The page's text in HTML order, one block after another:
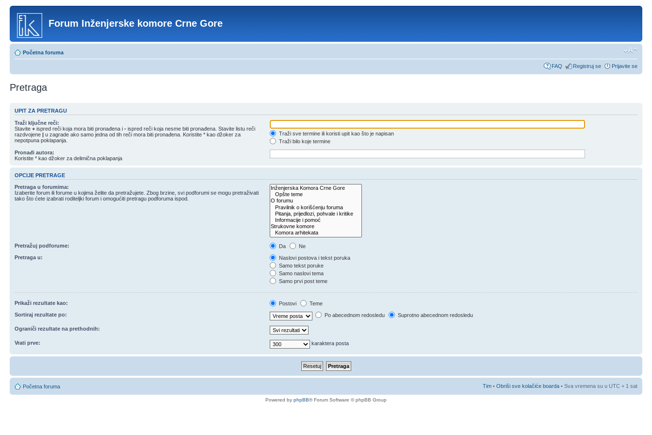
Forum Inženjerske komore Crne Gore
Početna foruma
FAQ Registruj se Prijavite se
Pretraga
UPIT ZA PRETRAGU
Traži ključne reči:
Stavite + ispred reči koja mora biti pronađena i - ispred reči koja nesme biti pronađena. Stavite listu reči
razdvojene | u zagrade ako samo jedna od tih reči mora biti pronađena. Koristite * kao džoker za
nepotpuna poklapanja.
Traži sve termine ili koristi upit kao što je napisan
Traži bilo koje termine
Pronađi autora:
Koristite * kao džoker za delimična poklapanja
OPCIJE PRETRAGE
Pretraga u forumima:
Izaberite forum ili forume u kojima želite da pretražujete. Zbog brzine, svi podforumi se mogu pretraživati
tako što ćete izabrati roditeljki forum i omogućiti pretragu podforuma ispod.
Pretražuj podforume: Da
Ne
Pretraga u:
Naslovi postova i tekst poruka
Samo tekst poruke
Samo naslovi tema
Samo prvi post teme
Prikaži rezultate kao: Postovi
Teme
Sortiraj rezultate po:
Po abecednom redosledu Suprotno abecednom redosledu
Ograniči rezultate na prethodnih:
Vrati prve: karaktera posta
Početna foruma Tim • Obriši sve kolačiće boarda • Sva vremena su u UTC + 1 sat
Powered by phpBB® Forum Software © phpBB Group